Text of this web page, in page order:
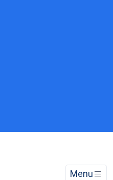
Menu